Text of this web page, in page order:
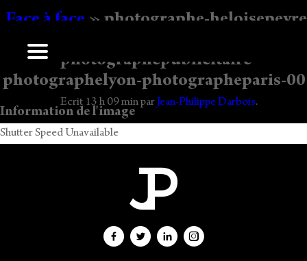
Face à face» photographe-
photographepublicitaire-
photographelyon-photographeparis-
Ecrit 13 h 09 minpar Jean-Philippe Darbois.
Laisser un commentaire
Vous devezvous connecter pour publier un commentaire.
Information de l'image
Shutter Speed Unavailable